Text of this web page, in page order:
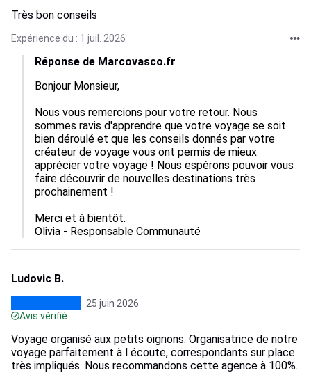
Très bon conseils
Expérience du : 1 juil. 2026
Réponse de Marcovasco.fr
Bonjour Monsieur,
Nous vous remercions pour votre retour. Nous
sommes ravis d'apprendre que votre voyage se soit
bien déroulé et que les conseils donnés par votre
créateur de voyage vous ont permis de mieux
apprécier votre voyage ! Nous espérons pouvoir vous
faire découvrir de nouvelles destinations très
prochainement !
Merci et à bientôt.
Olivia - Responsable Communauté
Ludovic B.
25 juin 2026
Avis vérifié
Voyage organisé aux petits oignons. Organisatrice de notre
voyage parfaitement à l écoute, correspondants sur place
très impliqués. Nous recommandons cette agence à 100%.